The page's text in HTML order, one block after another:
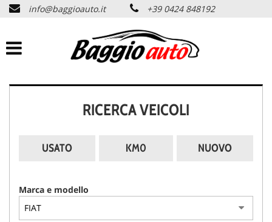
AZIENDA
LISTA VEICOLI
SERVIZI
info@baggioauto.it +39 0424 848192
RICERCA VEICOLI
USATO KM0 NUOVO
Marca e modello